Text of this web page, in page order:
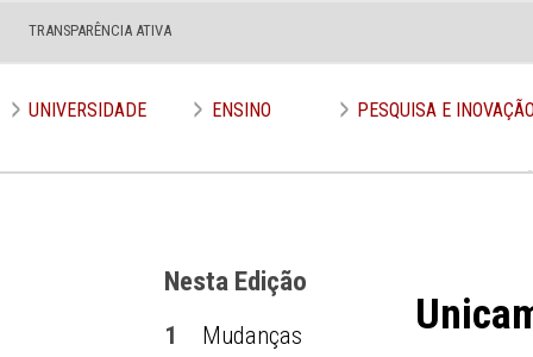
TRANSPARÊNCIA ATIVA
UNIVERSIDADE ENSINO PESQUISA E
Edição nº 597
Nesta Edição
1
Mudanças